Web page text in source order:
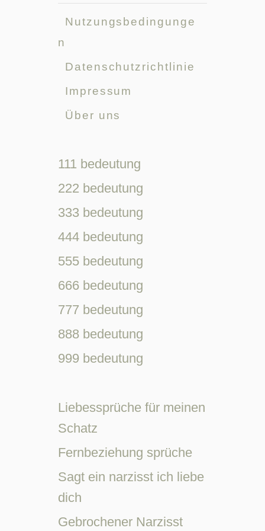
Nutzungsbedingunge
n
Datenschutzrichtlinie
Impressum
Über uns
111 bedeutung
222 bedeutung
333 bedeutung
444 bedeutung
555 bedeutung
666 bedeutung
777 bedeutung
888 bedeutung
999 bedeutung
Liebessprüche für meinen
Schatz
Fernbeziehung sprüche
Sagt ein narzisst ich liebe
dich
Gebrochener Narzisst